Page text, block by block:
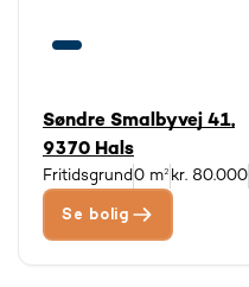
Søndre Smalbyvej 41,
9370 Hals
Fritidsgrund0 m² kr. 80.000
Se bolig